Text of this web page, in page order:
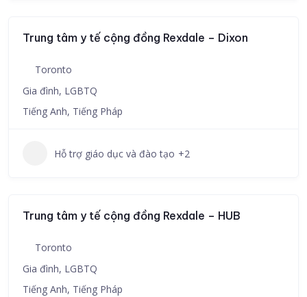
Trung tâm y tế cộng đồng Rexdale – Dixon
Toronto
Gia đình, LGBTQ
Tiếng Anh, Tiếng Pháp
Hỗ trợ giáo dục và đào tạo +2
Trung tâm y tế cộng đồng Rexdale – HUB
Toronto
Gia đình, LGBTQ
Tiếng Anh, Tiếng Pháp